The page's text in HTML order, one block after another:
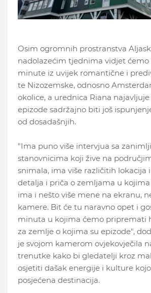
Osim ogromnih prostranstva
nadolazećim tjednima vidjet
minute iz uvijek romantične i
te Nizozemske, odnosno
okolice, a urednica Riana
epizode sadržajno biti još
od dosadašnjih.
"Ima puno više intervjua sa
stanovnicima koji žive na
snimala, ima više različitih lokacija
detalja i priča o zemljama u kojima
ima i nešto više mene na ekranu,
kamere. Bit će tu naravno opet i
minuta u kojima ćemo pripremati
za zemlje o kojima su epizode",
je svojom kamerom ovjekovječila
trenutke kako bi gledatelji kroz
osjetiti dašak energije i kulture
posjećena destinacija.